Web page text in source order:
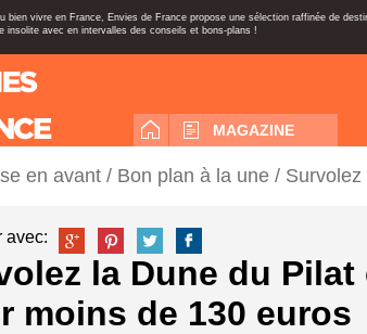
bien vivre en France, Envies de France propose une sélection raffinée de
insolite avec en intervalles des conseils et bons-plans !
MAGAZINE
en avant / Bon plan à la une / Survolez
avec:
la Dune du
moins de 130 euros